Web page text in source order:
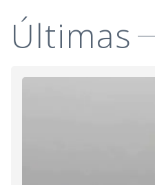
i
Últimas